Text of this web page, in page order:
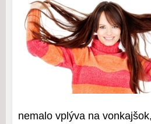
nemalo vplýva na